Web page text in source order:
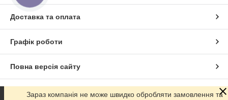
Доставка та оплата
Графік роботи
Повна версія сайту
Сайт створено на маркетплейсіProm.ua
Зараз компанія не може швидко обробляти замовлення та